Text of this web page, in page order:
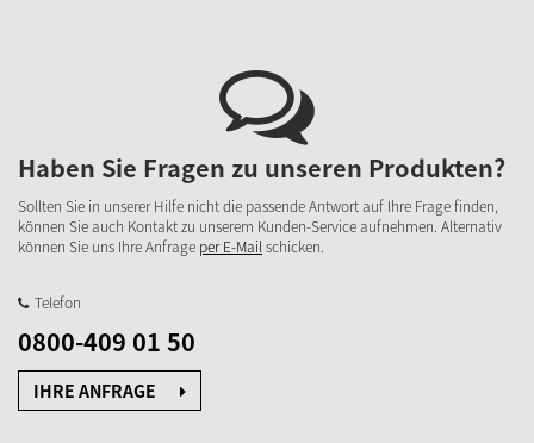
Haben Sie Fragen zu unseren Produkten?
Sollten Sie in unserer Hilfe nicht die passende Antwort auf Ihre Frage finden,
können Sie auch Kontakt zu unserem Kunden-Service aufnehmen. Alternativ
können Sie uns Ihre Anfrage per E-Mailschicken.
Telefon
0800-409 01 50
IHRE ANFRAGE